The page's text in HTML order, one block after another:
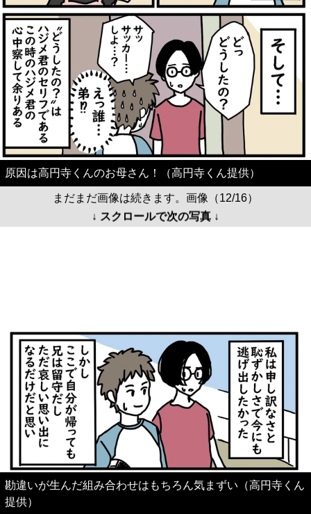
原因は高円寺くんのお母さん！（高円寺くん提供）
まだまだ画像は続きます。画像（12/16）
↓ スクロールで次の写真 ↓
勘違いが生んだ組み合わせはもちろん気まずい（高円寺くん
提供）